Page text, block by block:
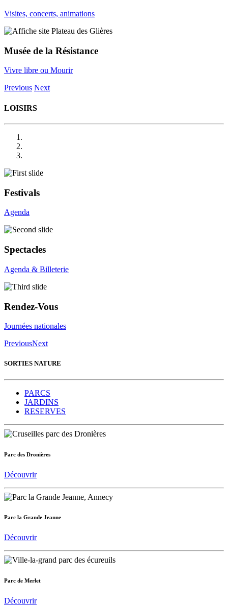
Visites, concerts, animations
Musée de la Résistance
Vivre libre ou Mourir
Previous Next
LOISIRS
Festivals
Agenda
Spectacles
Agenda & Billeterie
Rendez-Vous
Journées nationales
PreviousNext
SORTIES NATURE
PARCS
JARDINS
RESERVES
Parc des Dronières
Découvrir
Parc la Grande Jeanne
Découvrir
Parc de Merlet
Découvrir